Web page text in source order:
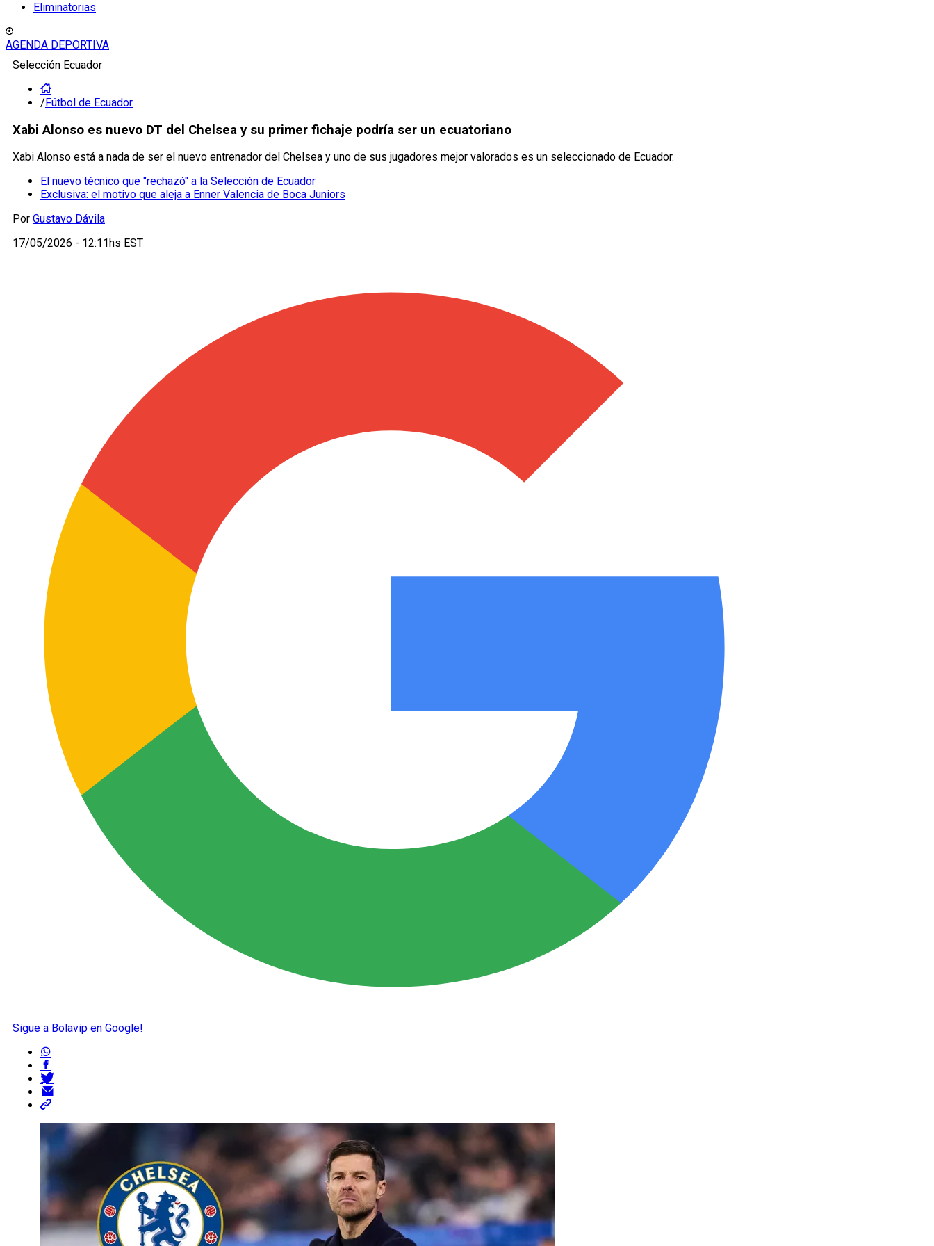
Eliminatorias
AGENDA DEPORTIVA
Selección Ecuador
/Fútbol de Ecuador
Xabi Alonso es nuevo DT del Chelsea y su primer fichaje podría ser un ecuatoriano
Xabi Alonso está a nada de ser el nuevo entrenador del Chelsea y uno de sus jugadores mejor valorados es un seleccionado de Ecuador.
El nuevo técnico que "rechazó" a la Selección de Ecuador
Exclusiva: el motivo que aleja a Enner Valencia de Boca Juniors
Por Gustavo Dávila
17/05/2026 - 12:11hs EST
Sigue a Bolavip en Google!